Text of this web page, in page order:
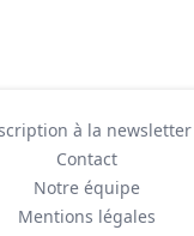
à la newsletter
Contact
Notre équipe
Mentions légales